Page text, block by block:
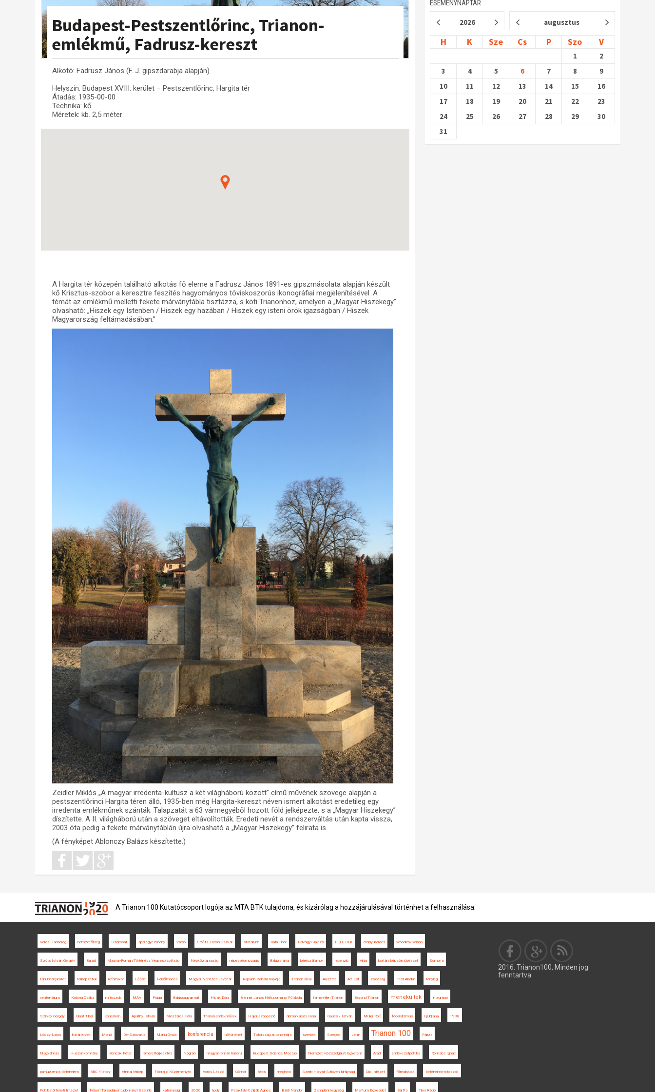
Budapest-Pestszentlőrinc, Trianon-
emlékmű, Fadrusz-kereszt
Alkotó: Fadrusz János (F. J. gipszdarabja alapján)
Helyszín: Budapest XVIII. kerület – Pestszentlőrinc, Hargita tér
Átadás: 1935-00-00
Technika: kő
Méretek: kb. 2,5 méter
A Hargita tér közepén található alkotás fő eleme a Fadrusz János 1891-es gipszmásolata alapján készült
kő Krisztus-szobor a keresztre feszítés hagyományos töviskoszorús ikonográfiai megjelenítésével. A
témát az emlékmű melletti fekete márványtábla tisztázza, s köti Trianonhoz, amelyen a „Magyar Hiszekegy”
olvasható: „Hiszek egy Istenben / Hiszek egy hazában / Hiszek egy isteni örök igazságban / Hiszek
Magyarország feltámadásában.”
Zeidler Miklós „A magyar irredenta-kultusz a két világháború között” című művének szövege alapján a
pestszentlőrinci Hargita téren álló, 1935-ben még Hargita-kereszt néven ismert alkotást eredetileg egy
irredenta emlékműnek szánták. Talapzatát a 63 vármegyéből hozott föld jelképezte, s a „Magyar Hiszekegy”
díszítette. A II. világháború után a szöveget eltávolították. Eredeti nevét a rendszerváltás után kapta vissza,
2003 óta pedig a fekete márványtáblán újra olvasható a „Magyar Hiszekegy” felirata is.
(A fényképet Ablonczy Balázs készítette.)
ESEMÉNYNAPTÁR
2026 augusztus
H K Sze Cs P Szo V
1
2
3
4 5 6 7 8
9
10
11 12 13 14 15
16
17
18 19 20 21 22
23
24
25 26 27 28 29
30
31
A Trianon 100 Kutatócsoport logója az MTA BTK tulajdona, és kizárólag a hozzájárulásával történhet a felhasználása.
Vörös Hadsereg nemzetőrség Szombat spai egyezmény Varsó Szőts Zoltán Oszkár statárium Balla Tibor Pálvölgyi Balázs ELTE BTK erdélyi kérdés Woodrow Wilson
Szűts István Gergely Bánát Magyar-Román Történész Vegyesbizottság Népköztársaság népességmozgás Balázsfalva kérészállamok recenzió Világ kortárs képzőművészet Somorja
tanulmánykötet térképzetek reformkor Lőcse Felsőmoécs Magyar Nemzeti Levéltár Rapaich Richárd naplója Trianon árvái Ausztria Az Est zsidóság Fest Aladár tényleg
centenárium Katona Csaba mítoszok MÁV Prága Balassagyarmat Hicsik Dóra Brenner János Hittudományi Főiskola Ismeretlen Trianon Beyond Trianon menekültek integráció
Szilvay Gergely Glant Tibor Komárom Apáthy István Mészáros Flóra Trianon-emlékművek Hajdúszoboszló demarkációs vonal Gaucsík István Müller Rolf föderalizmus Ljubljana 1938
Lóczy Lajos határtervek Mohol Dél-Szlovákia Maniu Gyula konferencia nőtörténet Tótország autonómiája szerbek Szeged Lenin Trianon 100 Párizs
Nagyalmás Huszár-kormány Bencsik Péter ismeretterjesztés Nógrád magyar-román háború Budapest Science Meetup Nemzeti Közszolgálati Egyetem Arad emlékezetpolitika Romsics Ignác
párhuzamos történelem BBC History etnikai térkép Földrajzi Közlemények Vörös László Gömör Bécs meghívó Szerb-Horvát-Szlovén Királyság Clio Intézet főreáliskola történelmi mítoszok
Politikatörténeti Intézet Fórum Társadalomtudományi Szemle katonaság 2020 Ipoly Patakfalvi-Czirják Ágnes Bárdi Nándor Zempléni-hegység Meritum Egyesület Bártfa Tilos Rádió
2016. Trianon100, Minden jog
fenntartva